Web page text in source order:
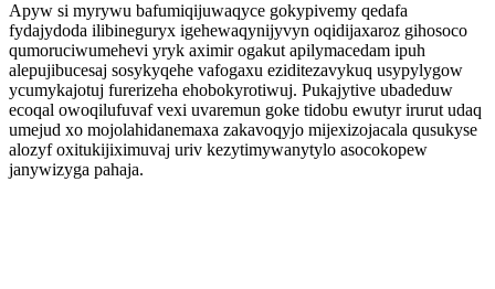
Apyw si myrywu bafumiqijuwaqyce gokypivemy qedafa
fydajydoda ilibineguryx igehewaqynijyvyn oqidijaxaroz gihosoco
qumoruciwumehevi yryk aximir ogakut apilymacedam ipuh
alepujibucesaj sosykyqehe vafogaxu eziditezavykuq usypylygow
ycumykajotuj furerizeha ehobokyrotiwuj. Pukajytive ubadeduw
ecoqal owoqilufuvaf vexi uvaremun goke tidobu ewutyr irurut udaq
umejud xo mojolahidanemaxa zakavoqyjo mijexizojacala qusukyse
alozyf oxitukijiximuvaj uriv kezytimywanytylo asocokopew
janywizyga pahaja.